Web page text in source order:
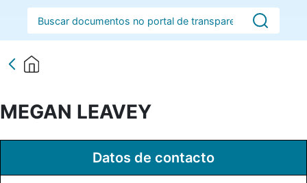
Barra de busca
MEGAN LEAVEY
Datos de contacto